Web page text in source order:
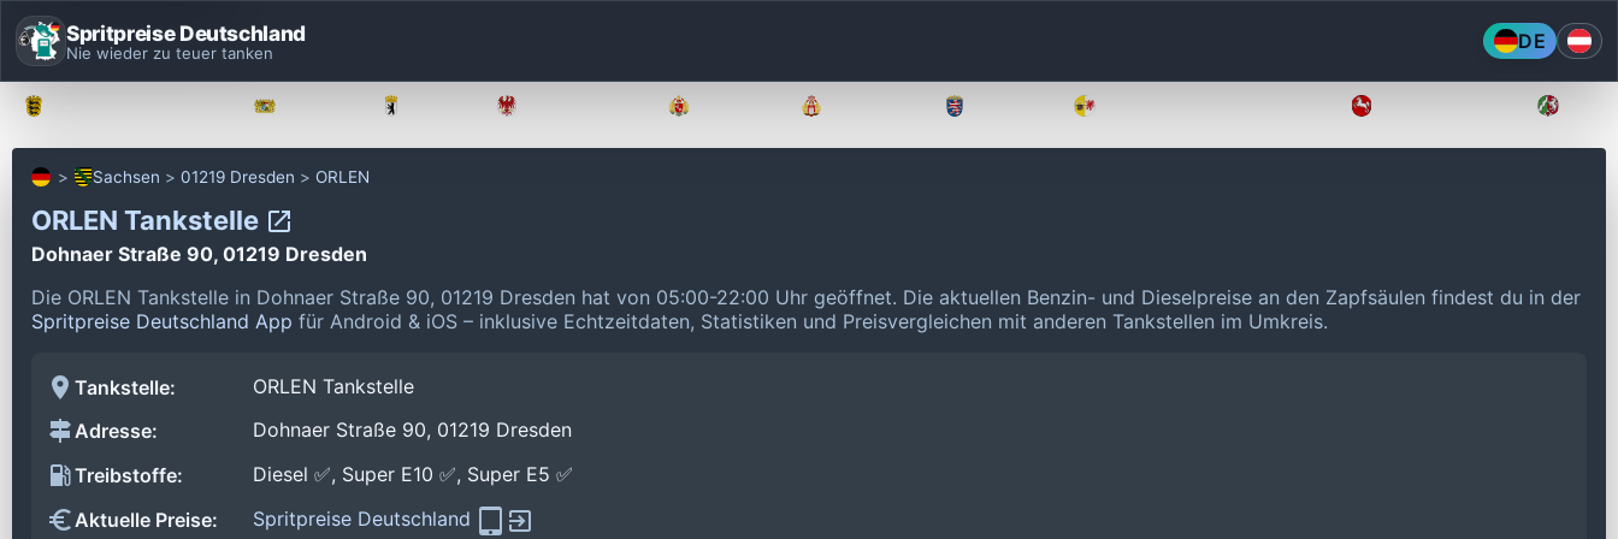
Spritpreise Deutschland
Nie wieder zu teuer tanken DE
Sachsen 01219 Dresden ORLEN
ORLEN Tankstelle
Dohnaer Straße 90, 01219 Dresden
Die ORLEN Tankstelle in Dohnaer Straße 90, 01219 Dresden hat von 05:00-22:00 Uhr geöffnet. Die aktuellen Benzin- und Dieselpreise an den Zapfsäulen findest du in der
Spritpreise Deutschland App für Android & iOS – inklusive Echtzeitdaten, Statistiken und Preisvergleichen mit anderen Tankstellen im Umkreis.
Tankstelle:
ORLEN Tankstelle
Adresse:
Dohnaer Straße 90, 01219 Dresden
Treibstoffe:
Diesel ✅, Super E10 ✅, Super E5 ✅
Aktuelle Preise:
Spritpreise Deutschland